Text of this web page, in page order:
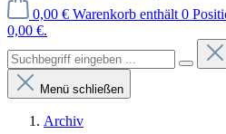
0,00 € Warenkorb enthält 0
0,00 €.
Menü schließen
Archiv